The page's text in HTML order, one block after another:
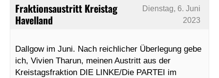
Fraktionsaustritt Kreistag
Havelland
Dienstag, 6. Juni
2023
Dallgow im Juni. Nach reichlicher Überlegung gebe
ich, Vivien Tharun, meinen Austritt aus der
Kreistagsfraktion DIE LINKE/Die PARTEI im